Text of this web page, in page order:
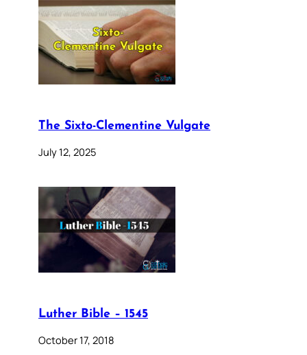
The Sixto-Clementine Vulgate
July 12, 2025
Luther Bible – 1545
October 17, 2018